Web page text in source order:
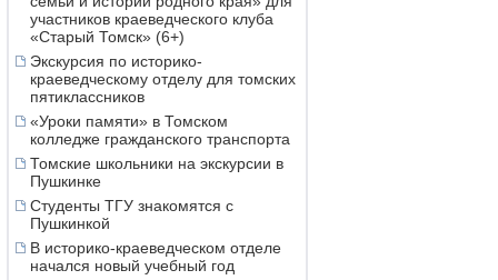
участников краеведческого клуба
«Старый Томск» (6+)
Экскурсия по историко-
краеведческому отделу для томских
пятиклассников
«Уроки памяти» в Томском
колледже гражданского транспорта
Томские школьники на экскурсии в
Пушкинке
Студенты ТГУ знакомятся с
Пушкинкой
В историко-краеведческом отделе
начался новый учебный год